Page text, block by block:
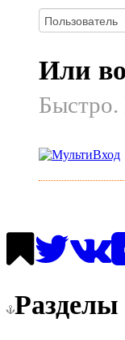
Или
Быстро.
Разделы